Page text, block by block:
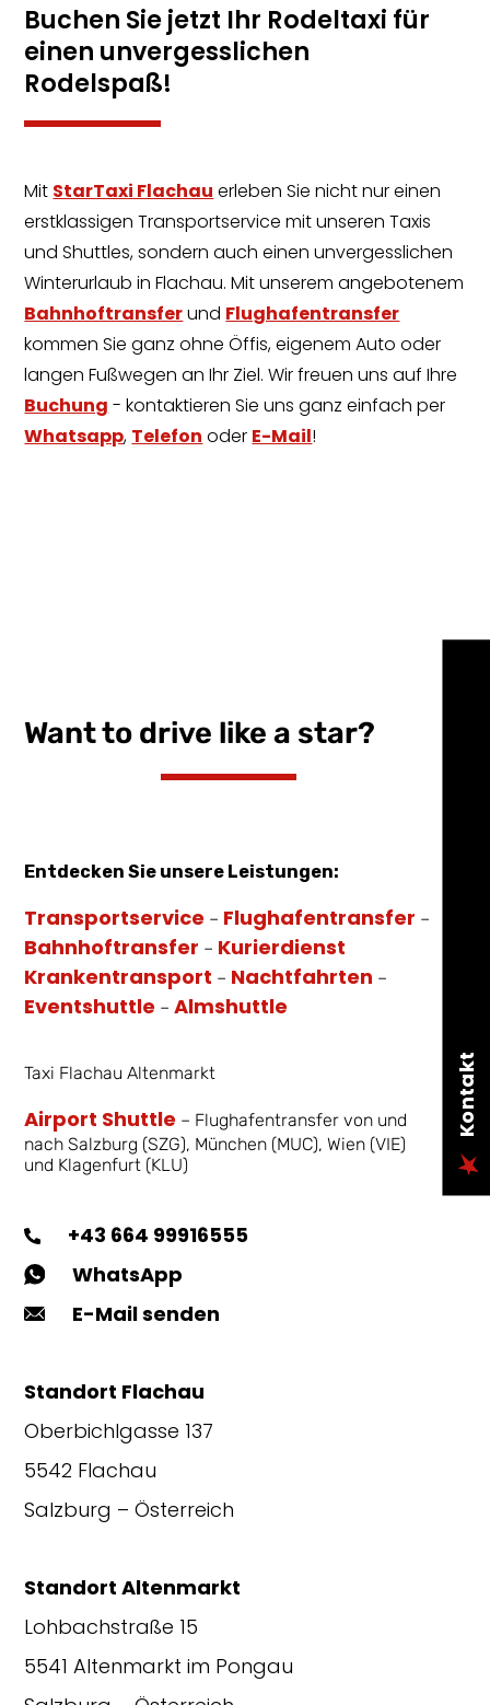
Buchen Sie jetzt Ihr Rodeltaxi für
einen unvergesslichen
Rodelspaß!
Mit StarTaxi Flachau erleben Sie nicht nur einen
erstklassigen Transportservice mit unseren Taxis
und Shuttles, sondern auch einen unvergesslichen
Winterurlaub in Flachau. Mit unserem angebotenem
Bahnhoftransferund Flughafentransfer
kommen Sie ganz ohne Öffis, eigenem Auto oder
langen Fußwegen an Ihr Ziel. Wir freuen uns auf Ihre
Buchung - kontaktieren Sie uns ganz einfach per
Whatsapp, Telefon oder E-Mail!
Kontakt
Want to drive like a star?
Entdecken Sie unsere Leistungen:
Transportservice – Flughafentransfer –
Bahnhoftransfer – Kurierdienst
Krankentransport – Nachtfahrten –
Eventshuttle –Almshuttle
Taxi Flachau Altenmarkt
Airport Shuttle – Flughafentransfer von und
nach Salzburg (SZG), München (MUC), Wien (VIE)
und Klagenfurt (KLU)
+43 664 99916555
WhatsApp
E-Mail senden
Standort Flachau
Oberbichlgasse 137
5542 Flachau
Salzburg – Österreich
Standort Altenmarkt
Lohbachstraße 15
5541 Altenmarkt im Pongau